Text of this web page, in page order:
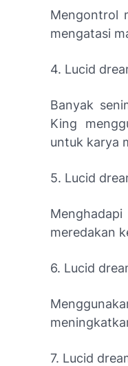
Mengontrol
mengatasi
4. Lucid
Banyak
King
untuk karya
5. Lucid
meredakan
6. Lucid
7. Lucid